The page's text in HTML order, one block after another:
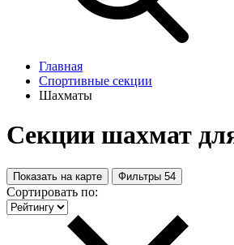
Главная
Спортивные секции
Шахматы
Секции шахмат
Показать на карте Фильтры 54
Сортировать по: